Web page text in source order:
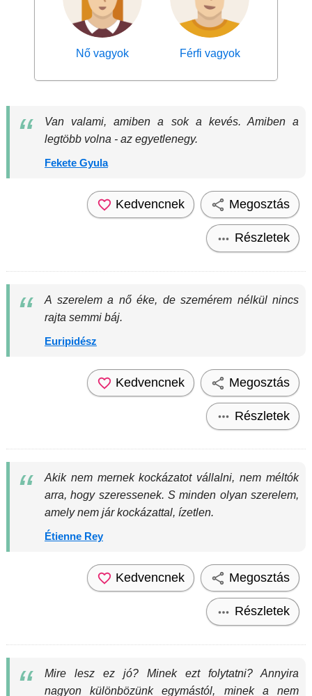
Nő vagyok Férfi vagyok
Van valami, amiben a sok a kevés. Amiben a
legtöbb volna - az egyetlenegy.
Fekete Gyula
Kedvencnek Megosztás
Részletek
A szerelem a nő éke, de szemérem nélkül nincs
rajta semmi báj.
Euripidész
Kedvencnek Megosztás
Részletek
Akik nem mernek kockázatot vállalni, nem méltók
arra, hogy szeressenek. S minden olyan szerelem,
amely nem jár kockázattal, ízetlen.
Étienne Rey
Kedvencnek Megosztás
Részletek
Mire lesz ez jó? Minek ezt folytatni? Annyira
nagyon különbözünk egymástól, minek a nem